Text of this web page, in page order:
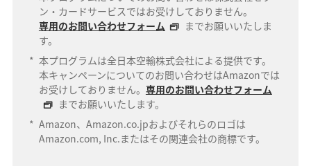
ン・カードサービスではお受けしておりません。
専用のお問い合わせフォーム
までお願いいたしま
す。
* 本プログラムは全日本空輸株式会社による提供です。
本キャンペーンについてのお問い合わせはAmazonでは
お受けしておりません。 専用のお問い合わせフォーム
までお願いいたします。
* Amazon、Amazon.co.jpおよびそれらのロゴは
Amazon.com, Inc.またはその関連会社の商標です。